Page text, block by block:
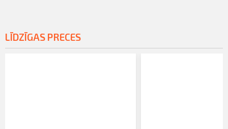
LĪDZĪGAS PRECES